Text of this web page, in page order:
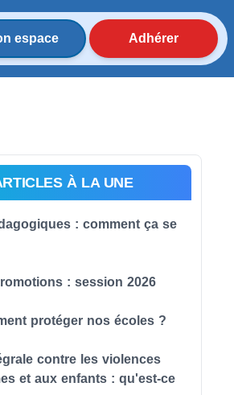
espace Adhérer
À LA UNE
: comment ça se
: session 2026
protéger nos écoles ?
contre les violences
et aux enfants : qu'est-ce